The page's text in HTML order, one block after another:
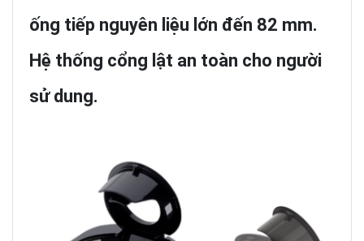
ống tiếp nguyên liệu lớn đến 82 mm.
Hệ thống cổng lật an toàn cho người
sử dung.